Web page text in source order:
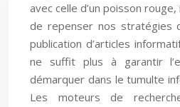
avec celle d’un poisson
de repenser nos stratégies
publication d’articles
ne suffit plus à garantir
démarquer dans le tumulte
Les moteurs de